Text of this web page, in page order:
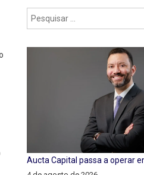
Aucta Capital passa a operar